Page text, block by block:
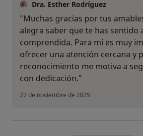
Dra. Esther Rodríguez
"Muchas gracias por tus
alegra saber que te has sentido
comprendida. Para mí es muy
ofrecer una atención cercana y
reconocimiento me motiva a
con dedicación."
27 de noviembre de 2025